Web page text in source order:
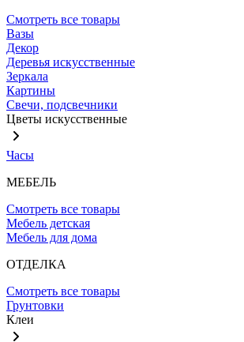
Смотреть все товары
Вазы
Декор
Деревья искусственные
Зеркала
Картины
Свечи, подсвечники
Цветы искусственные
Часы
МЕБЕЛЬ
Смотреть все товары
Мебель детская
Мебель для дома
ОТДЕЛКА
Смотреть все товары
Грунтовки
Клеи